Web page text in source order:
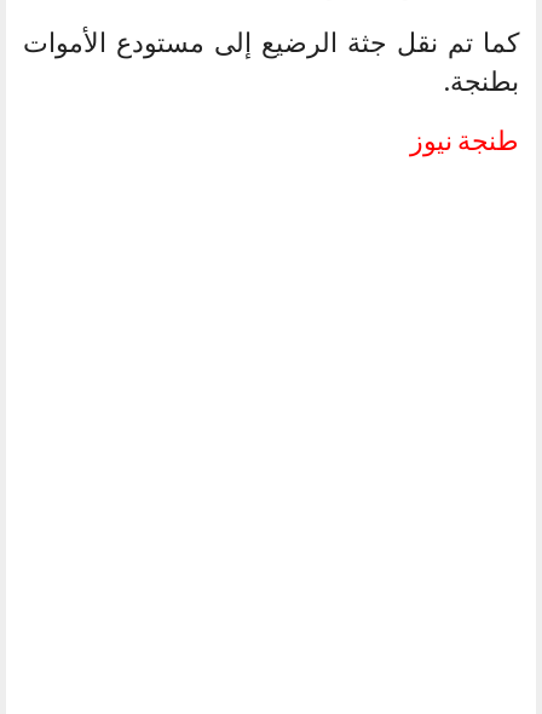
كما تم نقل جثة الرضيع إلى مستودع الأموات
بطنجة.
طنجة نيوز